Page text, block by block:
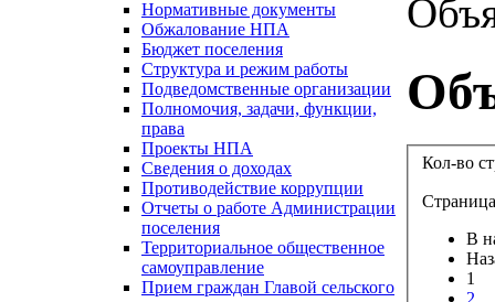
Нормативные документы
Обжалование НПА
Бюджет поселения
Структура и режим работы
Подведомственные организации
Полномочия, задачи, функции,
права
Проекты НПА
Сведения о доходах
Противодействие коррупции
Отчеты о работе Администрации
поселения
Территориальное общественное
самоуправление
Прием граждан Главой сельского
Кол-во
В
1
2